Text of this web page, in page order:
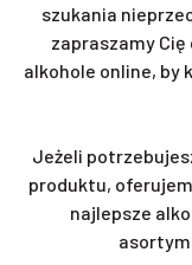
szukania
zapraszamy
alkohole online, by
Jeżeli
produktu,
najlepsze